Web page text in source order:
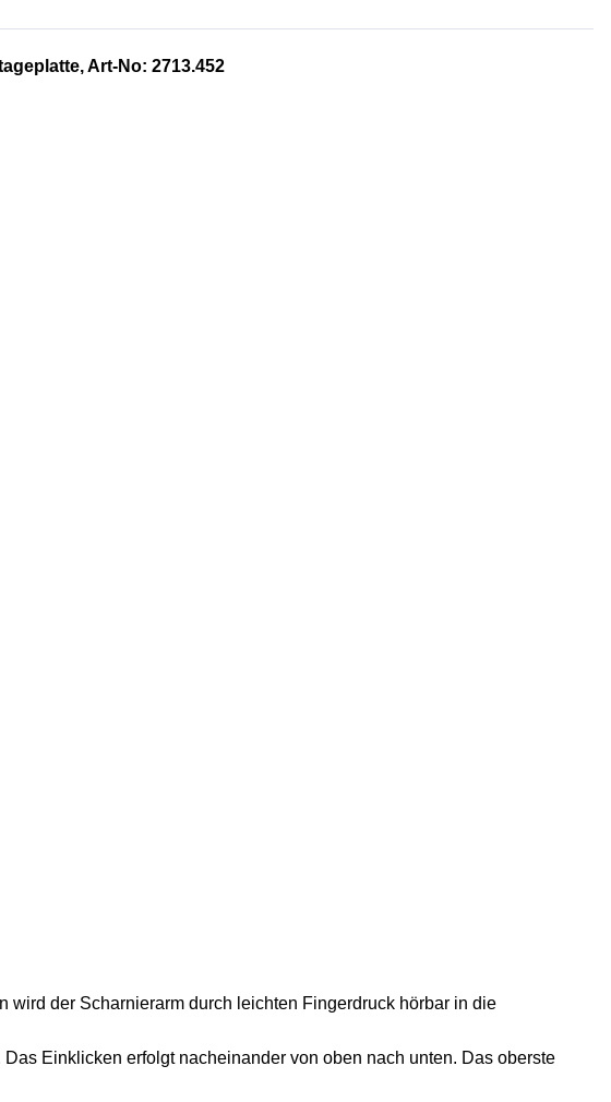
Art-No: 2713.452
der Scharnierarm durch leichten Fingerdruck hörbar in die
Einklicken erfolgt nacheinander von oben nach unten. Das oberste